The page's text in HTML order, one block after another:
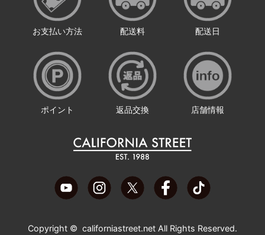
お支払い方法 配送料 配送日
ポイント 返品交換 店舗情報
Copyright © californiastreet.net All Rights Reserved.